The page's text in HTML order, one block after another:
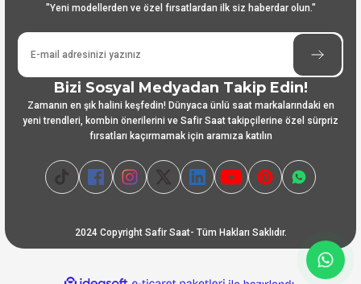
"Yeni modellerden ve özel fırsatlardan ilk siz haberdar olun."
Bizi Sosyal Medyadan Takip Edin!
Zamanın en şık halini keşfedin! Dünyaca ünlü saat markalarındaki en
yeni trendleri, kombin önerilerini ve Safir Saat takipçilerine özel sürpriz
fırsatları kaçırmamak için aramıza katılın
2024 Copyright Safir Saat- Tüm Hakları Saklıdır.